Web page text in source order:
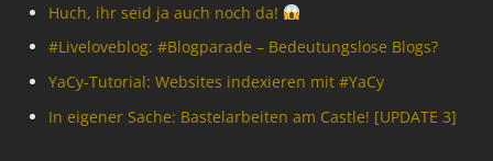
o
u
Huch, ihr seid ja auch noch da!
#Livelove­blog: #Blogparade – Bedeutungslose Blogs?
YaCy-Tutorial: Websites indexieren mit #YaCy
In eigener Sache: Bastelarbeiten am Castle! [UPDATE 3]